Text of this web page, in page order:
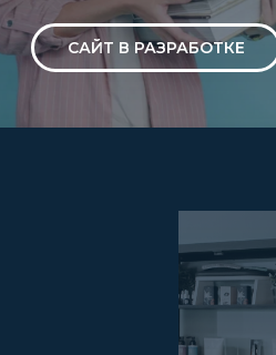
САЙТ В РАЗРАБОТКЕ